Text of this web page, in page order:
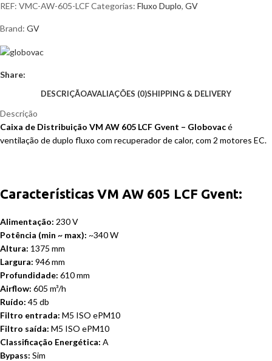
REF: VMC-AW-605-LCFCategorias: Fluxo Duplo, GV
Brand: GV
Share:
DESCRIÇÃOAVALIAÇÕES (0)SHIPPING & DELIVERY
Descrição
Caixa de Distribuição VM AW 605 LCF Gvent – Globovacé
ventilação de duplo fluxo com recuperador de calor, com 2 motores EC.
Características VM AW 605 LCF Gvent:
Alimentação: 230 V
Potência (min ~ max): ~340 W
Altura: 1375 mm
Largura: 946 mm
Profundidade: 610 mm
Airflow: 605 m³/h
Ruído: 45 db
Filtro entrada: M5 ISO ePM10
Filtro saída: M5 ISO ePM10
Classificação Energética: A
Bypass: Sim